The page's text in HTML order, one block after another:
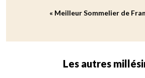
« Meilleur Sommelier de
Les autres